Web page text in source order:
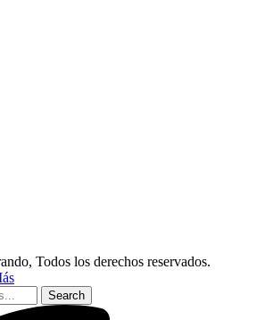
Todos los derechos reservados.